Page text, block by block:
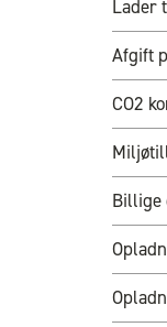
Lader
Afgift
CO2